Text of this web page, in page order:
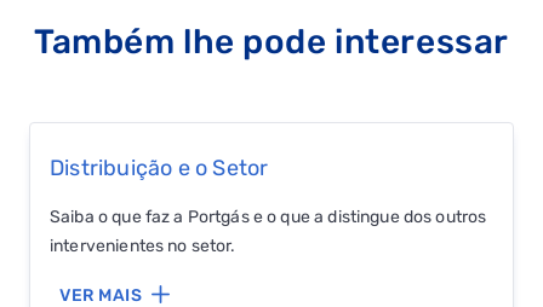
Também lhe pode interessar
Distribuição e o Setor
Saiba o que faz a Portgás e o que a distingue dos outros
intervenientes no setor.
VER MAIS
QUERO TER GÁS NATURAL
SIMULADOR DE POUPANÇA
FALHA DE GÁS